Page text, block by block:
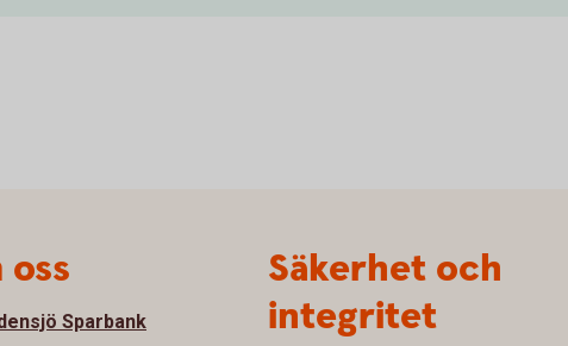
oss
Sparbank
Säkerhet och
integritet